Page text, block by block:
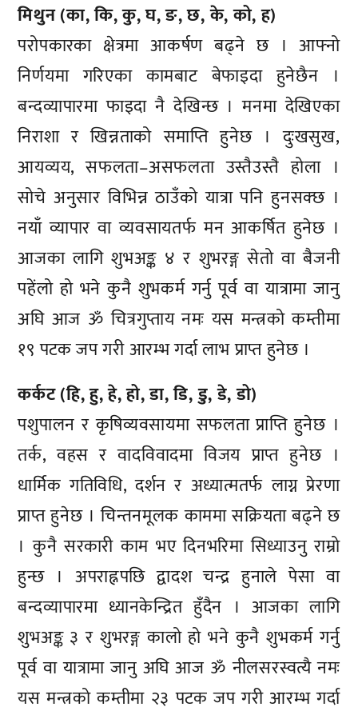
मिथुन (का, कि, कु, घ, ङ, छ, के, को, ह)
परोपकारका क्षेत्रमा आकर्षण बढ्ने छ । आफ्नो
निर्णयमा गरिएका कामबाट बेफाइदा हुनेछैन ।
बन्दव्यापारमा फाइदा नै देखिन्छ । मनमा देखिएका
निराशा र खिन्नताको समाप्ति हुनेछ । दुःखसुख,
आयव्यय, सफलता–असफलता उस्तैउस्तै होला ।
सोचे अनुसार विभिन्न ठाउँको यात्रा पनि हुनसक्छ ।
नयाँ व्यापार वा व्यवसायतर्फ मन आकर्षित हुनेछ ।
आजका लागि शुभअङ्क ४ र शुभरङ्ग सेतो वा बैजनी
पहेंलो हो भने कुनै शुभकर्म गर्नु पूर्व वा यात्रामा जानु
अघि आज ॐ चित्रगुप्ताय नमः यस मन्त्रको कम्तीमा
१९ पटक जप गरी आरम्भ गर्दा लाभ प्राप्त हुनेछ ।
कर्कट (हि, हु, हे, हो, डा, डि, डु, डे, डो)
पशुपालन र कृषिव्यवसायमा सफलता प्राप्ति हुनेछ ।
तर्क, वहस र वादविवादमा विजय प्राप्त हुनेछ ।
धार्मिक गतिविधि, दर्शन र अध्यात्मतर्फ लाग्न प्रेरणा
प्राप्त हुनेछ । चिन्तनमूलक काममा सक्रियता बढ्ने छ
। कुनै सरकारी काम भए दिनभरिमा सिध्याउनु राम्रो
हुन्छ । अपराह्नपछि द्वादश चन्द्र हुनाले पेसा वा
बन्दव्यापारमा ध्यानकेन्द्रित हुँदैन । आजका लागि
शुभअङ्क ३ र शुभरङ्ग कालो हो भने कुनै शुभकर्म गर्नु
पूर्व वा यात्रामा जानु अघि आज ॐ नीलसरस्वत्यै नमः
यस मन्त्रको कम्तीमा २३ पटक जप गरी आरम्भ गर्दा